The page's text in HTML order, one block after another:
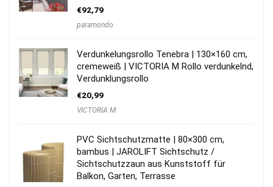
€92,79
paramondo
Verdunkelungsrollo Tenebra | 130×160 cm,
cremeweiß | VICTORIA M Rollo verdunkelnd,
Verdunklungsrollo
€20,99
VICTORIA M
PVC Sichtschutzmatte | 80×300 cm,
bambus | JAROLIFT Sichtschutz /
Sichtschutzzaun aus Kunststoff für
Balkon, Garten, Terrasse